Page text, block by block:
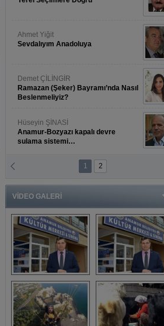
Ahmet Yiğit
Sevdalıyım Anadoluya
Demet ÇİLİNGİR
Ramazan (Şeker) Bayramı’nda Nasıl
Beslenmeliyiz?
Hüseyin ŞİNASİ
Anamur-Bozyazı kapalı devre
sulama sistemi…
Bünyesinde Bahar Şöleni
1 2
VİDEO GALERİ
Başkan Türe'den
sansür açıklaması
Mahsun
Kırmızıgül’ün
filmine başkan
Mehmet Türe’den
sansür!